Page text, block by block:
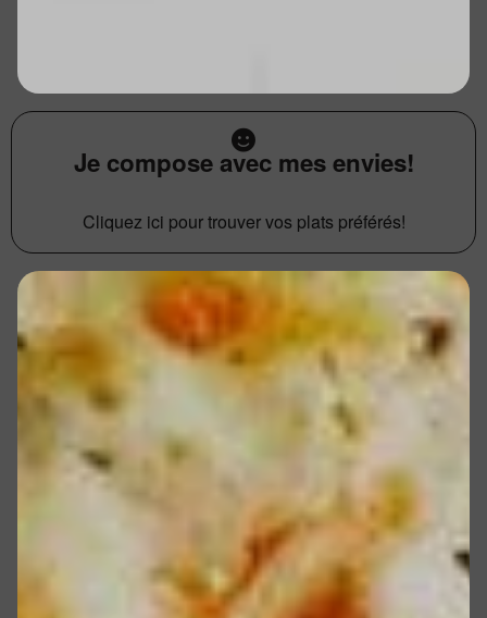
Je compose avec mes envies!
Cliquez ici pour trouver vos plats préférés!